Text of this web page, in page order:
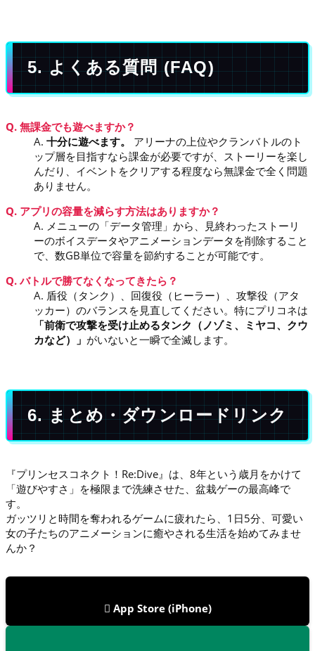
5. よくある質問 (FAQ)
Q. 無課金でも遊べますか？
A. 十分に遊べます。
アリーナの上位やクランバトルのト
ップ層を目指すなら課金が必要ですが、ストーリーを楽し
んだり、イベントをクリアする程度なら無課金で全く問題
ありません。
Q. アプリの容量を減らす方法はありますか？
A. メニューの「データ管理」から、見終わったストーリ
ーのボイスデータやアニメーションデータを削除すること
で、数GB単位で容量を節約することが可能です。
Q. バトルで勝てなくなってきたら？
A. 盾役（タンク）、回復役（ヒーラー）、攻撃役（アタ
ッカー）のバランスを見直してください。特にプリコネは
「前衛で攻撃を受け止めるタンク（ノゾミ、ミヤコ、クウ
カなど）」 がいないと一瞬で全滅します。
6. まとめ・ダウンロードリンク
『プリンセスコネクト！Re:Dive』は、8年という歳月をかけて
「遊びやすさ」を極限まで洗練させた、盆栽ゲーの最高峰で
す。
ガッツリと時間を奪われるゲームに疲れたら、1日5分、可愛い
女の子たちのアニメーションに癒やされる生活を始めてみませ
んか？
 App Store (iPhone)